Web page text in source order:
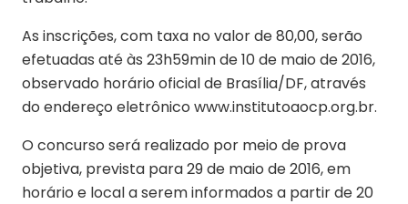
As inscrições, com taxa no valor de 80,00, serão
efetuadas até às 23h59min de 10 de maio de 2016,
observado horário oficial de Brasília/DF, através
do endereço eletrônico www.institutoaocp.org.br.
O concurso será realizado por meio de prova
objetiva, prevista para 29 de maio de 2016, em
horário e local a serem informados a partir de 20